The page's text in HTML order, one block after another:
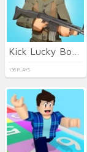
136 PLAYS